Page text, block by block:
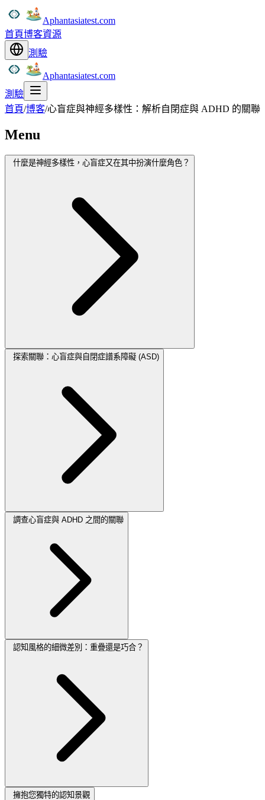
Aphantasiatest.com
首頁博客資源
測驗
Aphantasiatest.com
測驗
首頁/博客/心盲症與神經多樣性：解析自閉症與 ADHD 的關聯
Menu
什麼是神經多樣性，心盲症又在其中扮演什麼角色？
探索關聯：心盲症與自閉症譜系障礙 (ASD)
調查心盲症與 ADHD 之間的關聯
認知風格的細微差別：重疊還是巧合？
擁抱您獨特的認知景觀